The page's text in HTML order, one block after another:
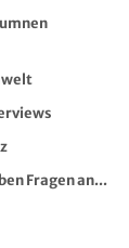
Fragen an...